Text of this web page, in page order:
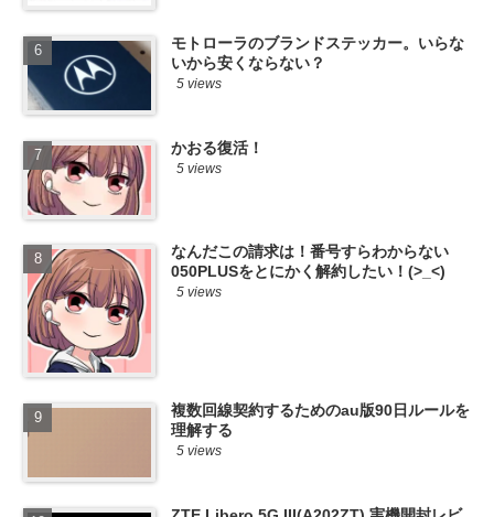
モトローラのブランドステッカー。いらな
いから安くならない？
5 views
かおる復活！
5 views
なんだこの請求は！番号すらわからない
050PLUSをとにかく解約したい！(>_<)
5 views
複数回線契約するためのau版90日ルールを
理解する
5 views